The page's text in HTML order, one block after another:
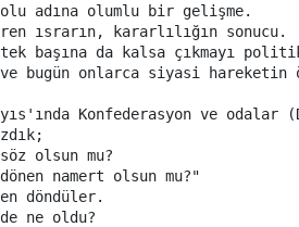
adına olumlu bir gelişme.
ısrarın, kararlılığın sonucu.
başına da kalsa çıkmayı
ve bugün onlarca siyasi hareketin
Konfederasyon ve odalar
olsun mu?
namert olsun mu?"
döndüler.
ne oldu?